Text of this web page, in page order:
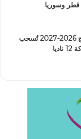
قرعة دوري أبطال الخليج 2026-2027 تُسحب